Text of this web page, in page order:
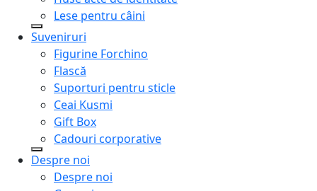
Lese pentru câini
Suveniruri
Figurine Forchino
Flască
Suporturi pentru sticle
Ceai Kusmi
Gift Box
Cadouri corporative
Despre noi
Despre noi